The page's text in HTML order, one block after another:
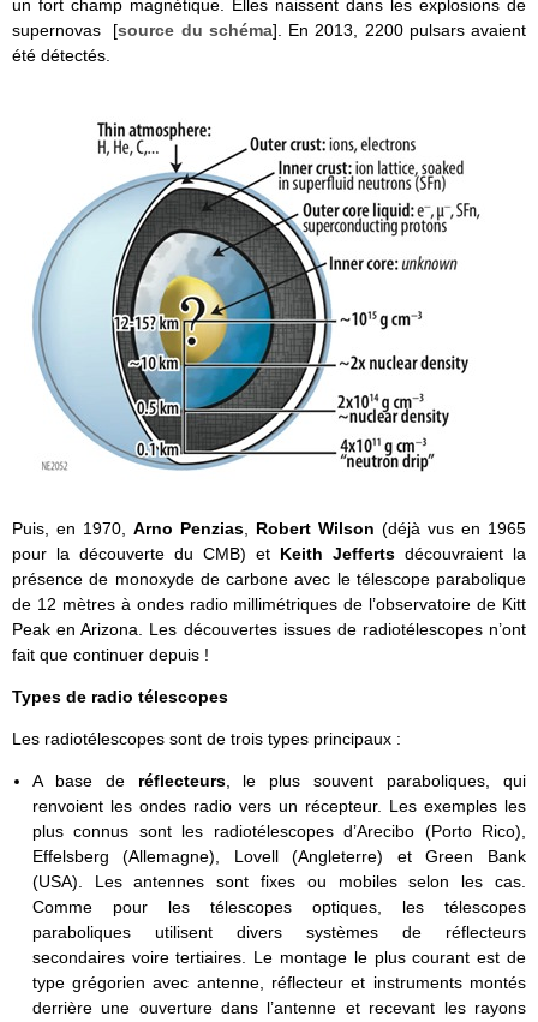
un fort champ magnétique. Elles naissent dans les explosions de
supernovas [source du schéma]. En 2013, 2200 pulsars avaient
été détectés.
Puis, en 1970, Arno Penzias Robert Wilson (déjà vus en 1965
pour la découverte du CMB) et Keith Jefferts découvraient la
présence de monoxyde de carbone avec le télescope parabolique
de 12 mètres à ondes radio millimétriques de l’observatoire de Kitt
Peak en Arizona. Les découvertes issues de radiotélescopes n’ont
fait que continuer depuis !
Types de radio télescopes
Les radiotélescopes sont de trois types principaux :
A base de réflecteurs, le plus souvent paraboliques, qui
renvoient les ondes radio vers un récepteur. Les exemples les
plus connus sont les radiotélescopes d’Arecibo (Porto Rico),
Effelsberg (Allemagne), Lovell (Angleterre) et Green Bank
(USA). Les antennes sont fixes ou mobiles selon les cas.
Comme pour les télescopes optiques, les télescopes
paraboliques utilisent divers systèmes de réflecteurs
secondaires voire tertiaires. Le montage le plus courant est de
type grégorien avec antenne, réflecteur et instruments montés
derrière une ouverture dans l’antenne et recevant les rayons